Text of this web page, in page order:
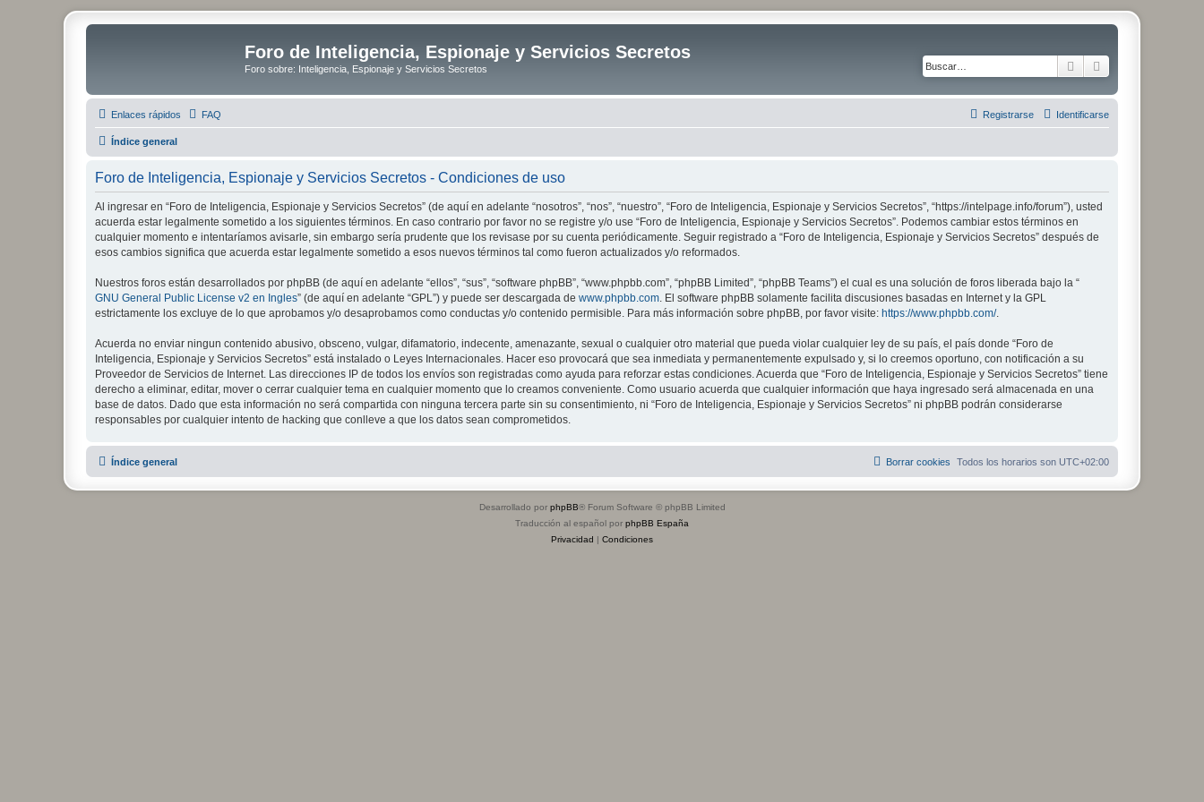
Foro de Inteligencia, Espionaje y Servicios Secretos
Foro sobre: Inteligencia, Espionaje y Servicios Secretos Buscar
Enlaces rápidos FAQ Identificarse
Registrarse
Índice general
Foro de Inteligencia, Espionaje y Servicios Secretos - Condiciones de uso
Al ingresar en “Foro de Inteligencia, Espionaje y Servicios Secretos” (de aquí en adelante “nosotros”, “nos”, “nuestro”, “Foro de Inteligencia, Espionaje y Servicios Secretos”, “https://intelpage.info/forum”), usted
acuerda estar legalmente sometido a los siguientes términos. En caso contrario por favor no se registre y/o use “Foro de Inteligencia, Espionaje y Servicios Secretos”. Podemos cambiar estos términos en
cualquier momento e intentaríamos avisarle, sin embargo sería prudente que los revisase por su cuenta periódicamente. Seguir registrado a “Foro de Inteligencia, Espionaje y Servicios Secretos” después de
esos cambios significa que acuerda estar legalmente sometido a esos nuevos términos tal como fueron actualizados y/o reformados.
Nuestros foros están desarrollados por phpBB (de aquí en adelante “ellos”, “sus”, “software phpBB”, “www.phpbb.com”, “phpBB Limited”, “phpBB Teams”) el cual es una solución de foros liberada bajo la “
GNU General Public License v2 en Ingles” (de aquí en adelante “GPL”) y puede ser descargada de www.phpbb.com . El software phpBB solamente facilita discusiones basadas en Internet y la GPL
estrictamente los excluye de lo que aprobamos y/o desaprobamos como conductas y/o contenido permisible. Para más información sobre phpBB, por favor visite: https://www.phpbb.com/.
Acuerda no enviar ningun contenido abusivo, obsceno, vulgar, difamatorio, indecente, amenazante, sexual o cualquier otro material que pueda violar cualquier ley de su país, el país donde “Foro de
Inteligencia, Espionaje y Servicios Secretos” está instalado o Leyes Internacionales. Hacer eso provocará que sea inmediata y permanentemente expulsado y, si lo creemos oportuno, con notificación a su
Proveedor de Servicios de Internet. Las direcciones IP de todos los envíos son registradas como ayuda para reforzar estas condiciones. Acuerda que “Foro de Inteligencia, Espionaje y Servicios Secretos” tiene
derecho a eliminar, editar, mover o cerrar cualquier tema en cualquier momento que lo creamos conveniente. Como usuario acuerda que cualquier información que haya ingresado será almacenada en una
base de datos. Dado que esta información no será compartida con ninguna tercera parte sin su consentimiento, ni “Foro de Inteligencia, Espionaje y Servicios Secretos” ni phpBB podrán considerarse
responsables por cualquier intento de hacking que conlleve a que los datos sean comprometidos.
Índice general Todos los horarios son UTC+02:00
Borrar cookies
Desarrollado por phpBB® Forum Software © phpBB Limited
Traducción al español por phpBB España
Privacidad | Condiciones